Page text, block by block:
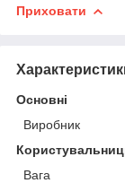
Приховати
Основні
Виробник
Вага